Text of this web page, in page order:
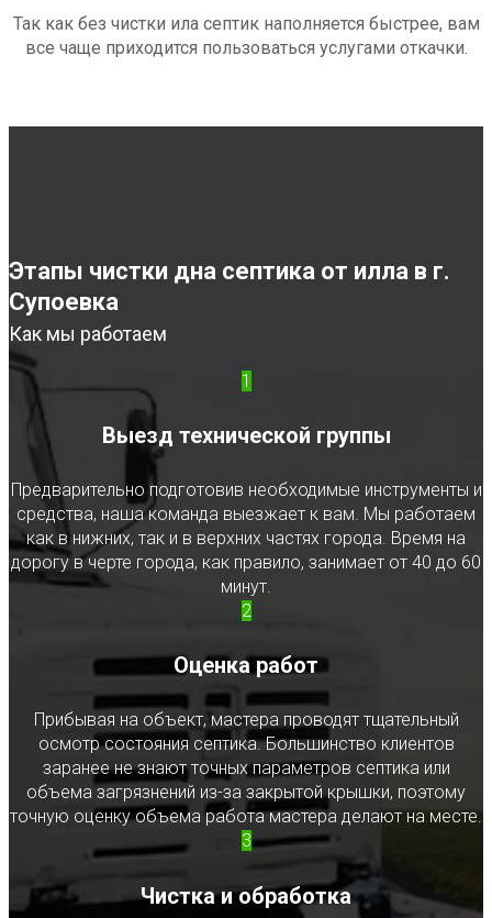
Так как без чистки ила септик наполняется быстрее, вам
все чаще приходится пользоваться услугами откачки.
Этапы чистки дна септика от илла в г.
Супоевка
Как мы работаем
1
Выезд технической группы
Предварительно подготовив необходимые инструменты и
средства, наша команда выезжает к вам. Мы работаем
как в нижних, так и в верхних частях города. Время на
дорогу в черте города, как правило, занимает от 40 до 60
минут.
2
Оценка работ
Прибывая на объект, мастера проводят тщательный
осмотр состояния септика. Большинство клиентов
заранее не знают точных параметров септика или
объема загрязнений из-за закрытой крышки, поэтому
точную оценку объема работа мастера делают на месте.
3
Чистка и обработка